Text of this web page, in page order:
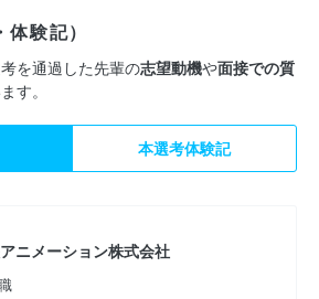
験記）
を通過した先輩の志望動機や面接での質
す。
本選考体験記
ニメーション株式会社